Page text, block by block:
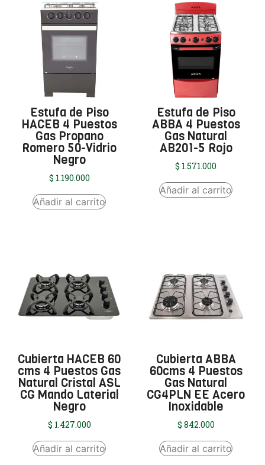
Estufa de Piso
HACEB 4 Puestos
Gas Propano
Romero 50-Vidrio
Negro
$ 1.190.000
Añadir al carrito
Estufa de Piso
ABBA 4 Puestos
Gas Natural
AB201-5 Rojo
$ 1.571.000
Añadir al carrito
Cubierta HACEB 60
cms 4 Puestos Gas
Natural Cristal ASL
CG Mando Laterial
Negro
$ 1.427.000
Añadir al carrito
Cubierta ABBA
60cms 4 Puestos
Gas Natural
CG4PLN EE Acero
Inoxidable
$ 842.000
Añadir al carrito